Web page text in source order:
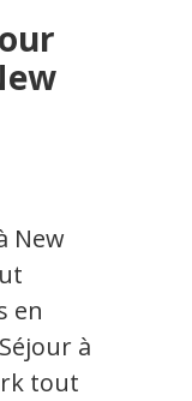
New
en
à
tout